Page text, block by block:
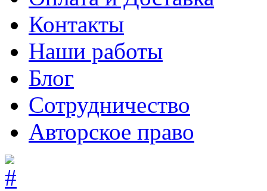
Контакты
Наши работы
Блог
Сотрудничество
Авторское право